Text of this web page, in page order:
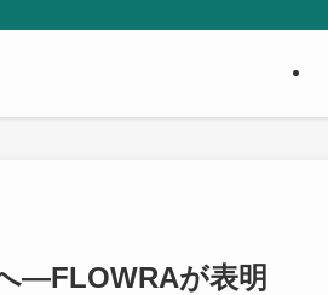
—FLOWRAが表明